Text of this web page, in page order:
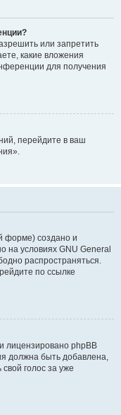
или запретить
какие вложения
для получения
перейдите в ваш
форме) создано и
на условиях GNU General
распространяться.
по ссылке
лицензировано phpBB
должна быть добавлена,
голос за уже